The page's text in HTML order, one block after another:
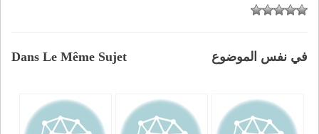
Dans Le Même Sujet في نفس الموضوع